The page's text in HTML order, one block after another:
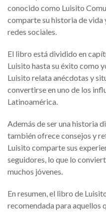
conocido como Luisito
comparte su historia de vida
redes sociales.
El libro está dividido en
Luisito hasta su éxito como
Luisito relata anécdotas y
convertirse en uno de los
Latinoamérica.
Además de ser una historia
también ofrece consejos y
Luisito comparte sus
seguidores, lo que lo
muchos jóvenes.
En resumen, el libro de
recomendada para aquellos